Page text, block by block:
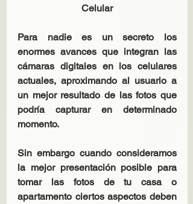
Celular
Para nadie es un secreto los
enormes avances que integran las
cámaras digitales en los celulares
actuales, aproximando al usuario a
un mejor resultado de las fotos que
podría capturar en determinado
momento.
Sin embargo cuando consideramos
la mejor presentación posible para
tomar las fotos de tu casa o
apartamento ciertos aspectos deben